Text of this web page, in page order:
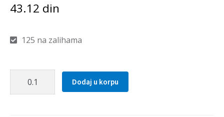
43.12 din
125 na zalihama
Dodaj u korpu